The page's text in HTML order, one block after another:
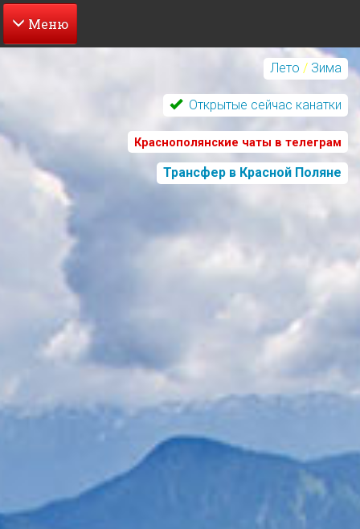
Перейти
содержанию
Лето / Зима
Открытые сейчас канатки
Краснополянские чаты в телеграм
Трансфер в Красной Поляне